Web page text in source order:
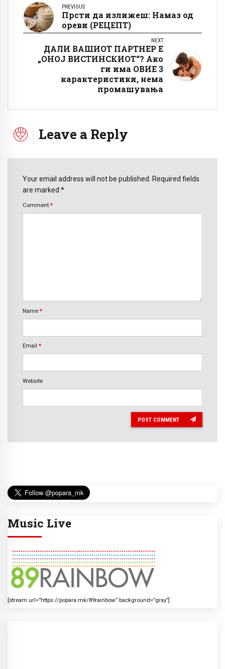
PREVIOUS
Прсти да излижеш: Намаз од
ореви (РЕЦЕПТ)
NEXT
ДАЛИ ВАШИОТ ПАРТНЕР Е
„ОНОЈ ВИСТИНСКИОТ“? Ако
ги има ОВИЕ 3
карактеристики, нема
промашувања
Leave a Reply
Your email address will not be published. Required fields
are marked *
Comment *
Name *
Email *
Website
POST COMMENT
Music Live
[stream url=”https://popara.mk/89rainbow” background=”gray”]